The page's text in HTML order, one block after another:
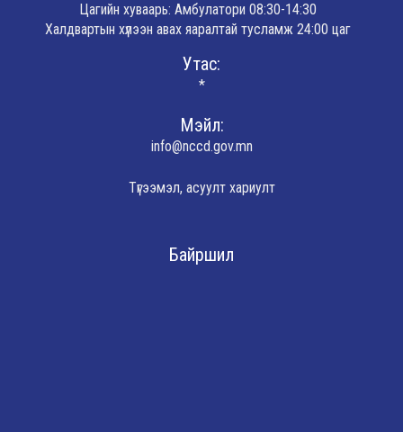
Цагийн хуваарь: Амбулатори 08:30-14:30
Халдвартын хүлээн авах яаралтай тусламж 24:00 цаг
Утас:
*
Мэйл:
info@nccd.gov.mn
Түгээмэл, асуулт хариулт
Байршил